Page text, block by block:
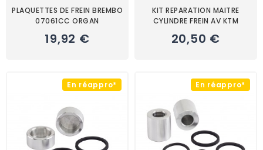
PLAQUETTES DE FREIN BREMBO
07061CC ORGAN
19,92 €
KIT REPARATION MAITRE
CYLINDRE FREIN AV KTM
20,50 €
En réappro* En réappro*